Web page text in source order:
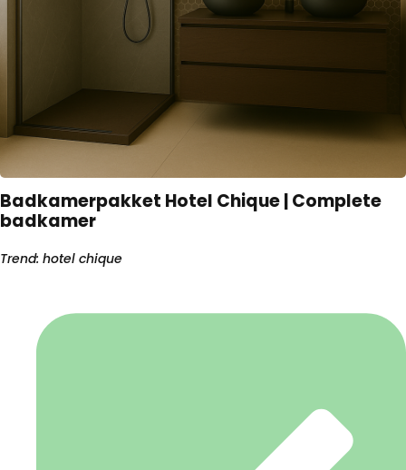
Badkamerpakket Hotel Chique | Complete
badkamer
Trend: hotel chique